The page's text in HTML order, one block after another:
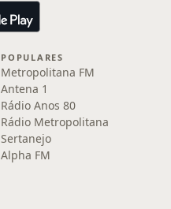
POPULARES
Metropolitana FM
Antena 1
Rádio Anos 80
Rádio Metropolitana
Sertanejo
Alpha FM